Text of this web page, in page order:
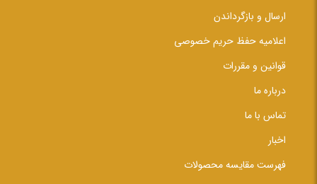
ارسال و بازگرداندن
اعلامیه حفظ حریم خصوصی
قوانین و مقررات
درباره ما
تماس با ما
اخبار
فهرست مقایسه محصولات